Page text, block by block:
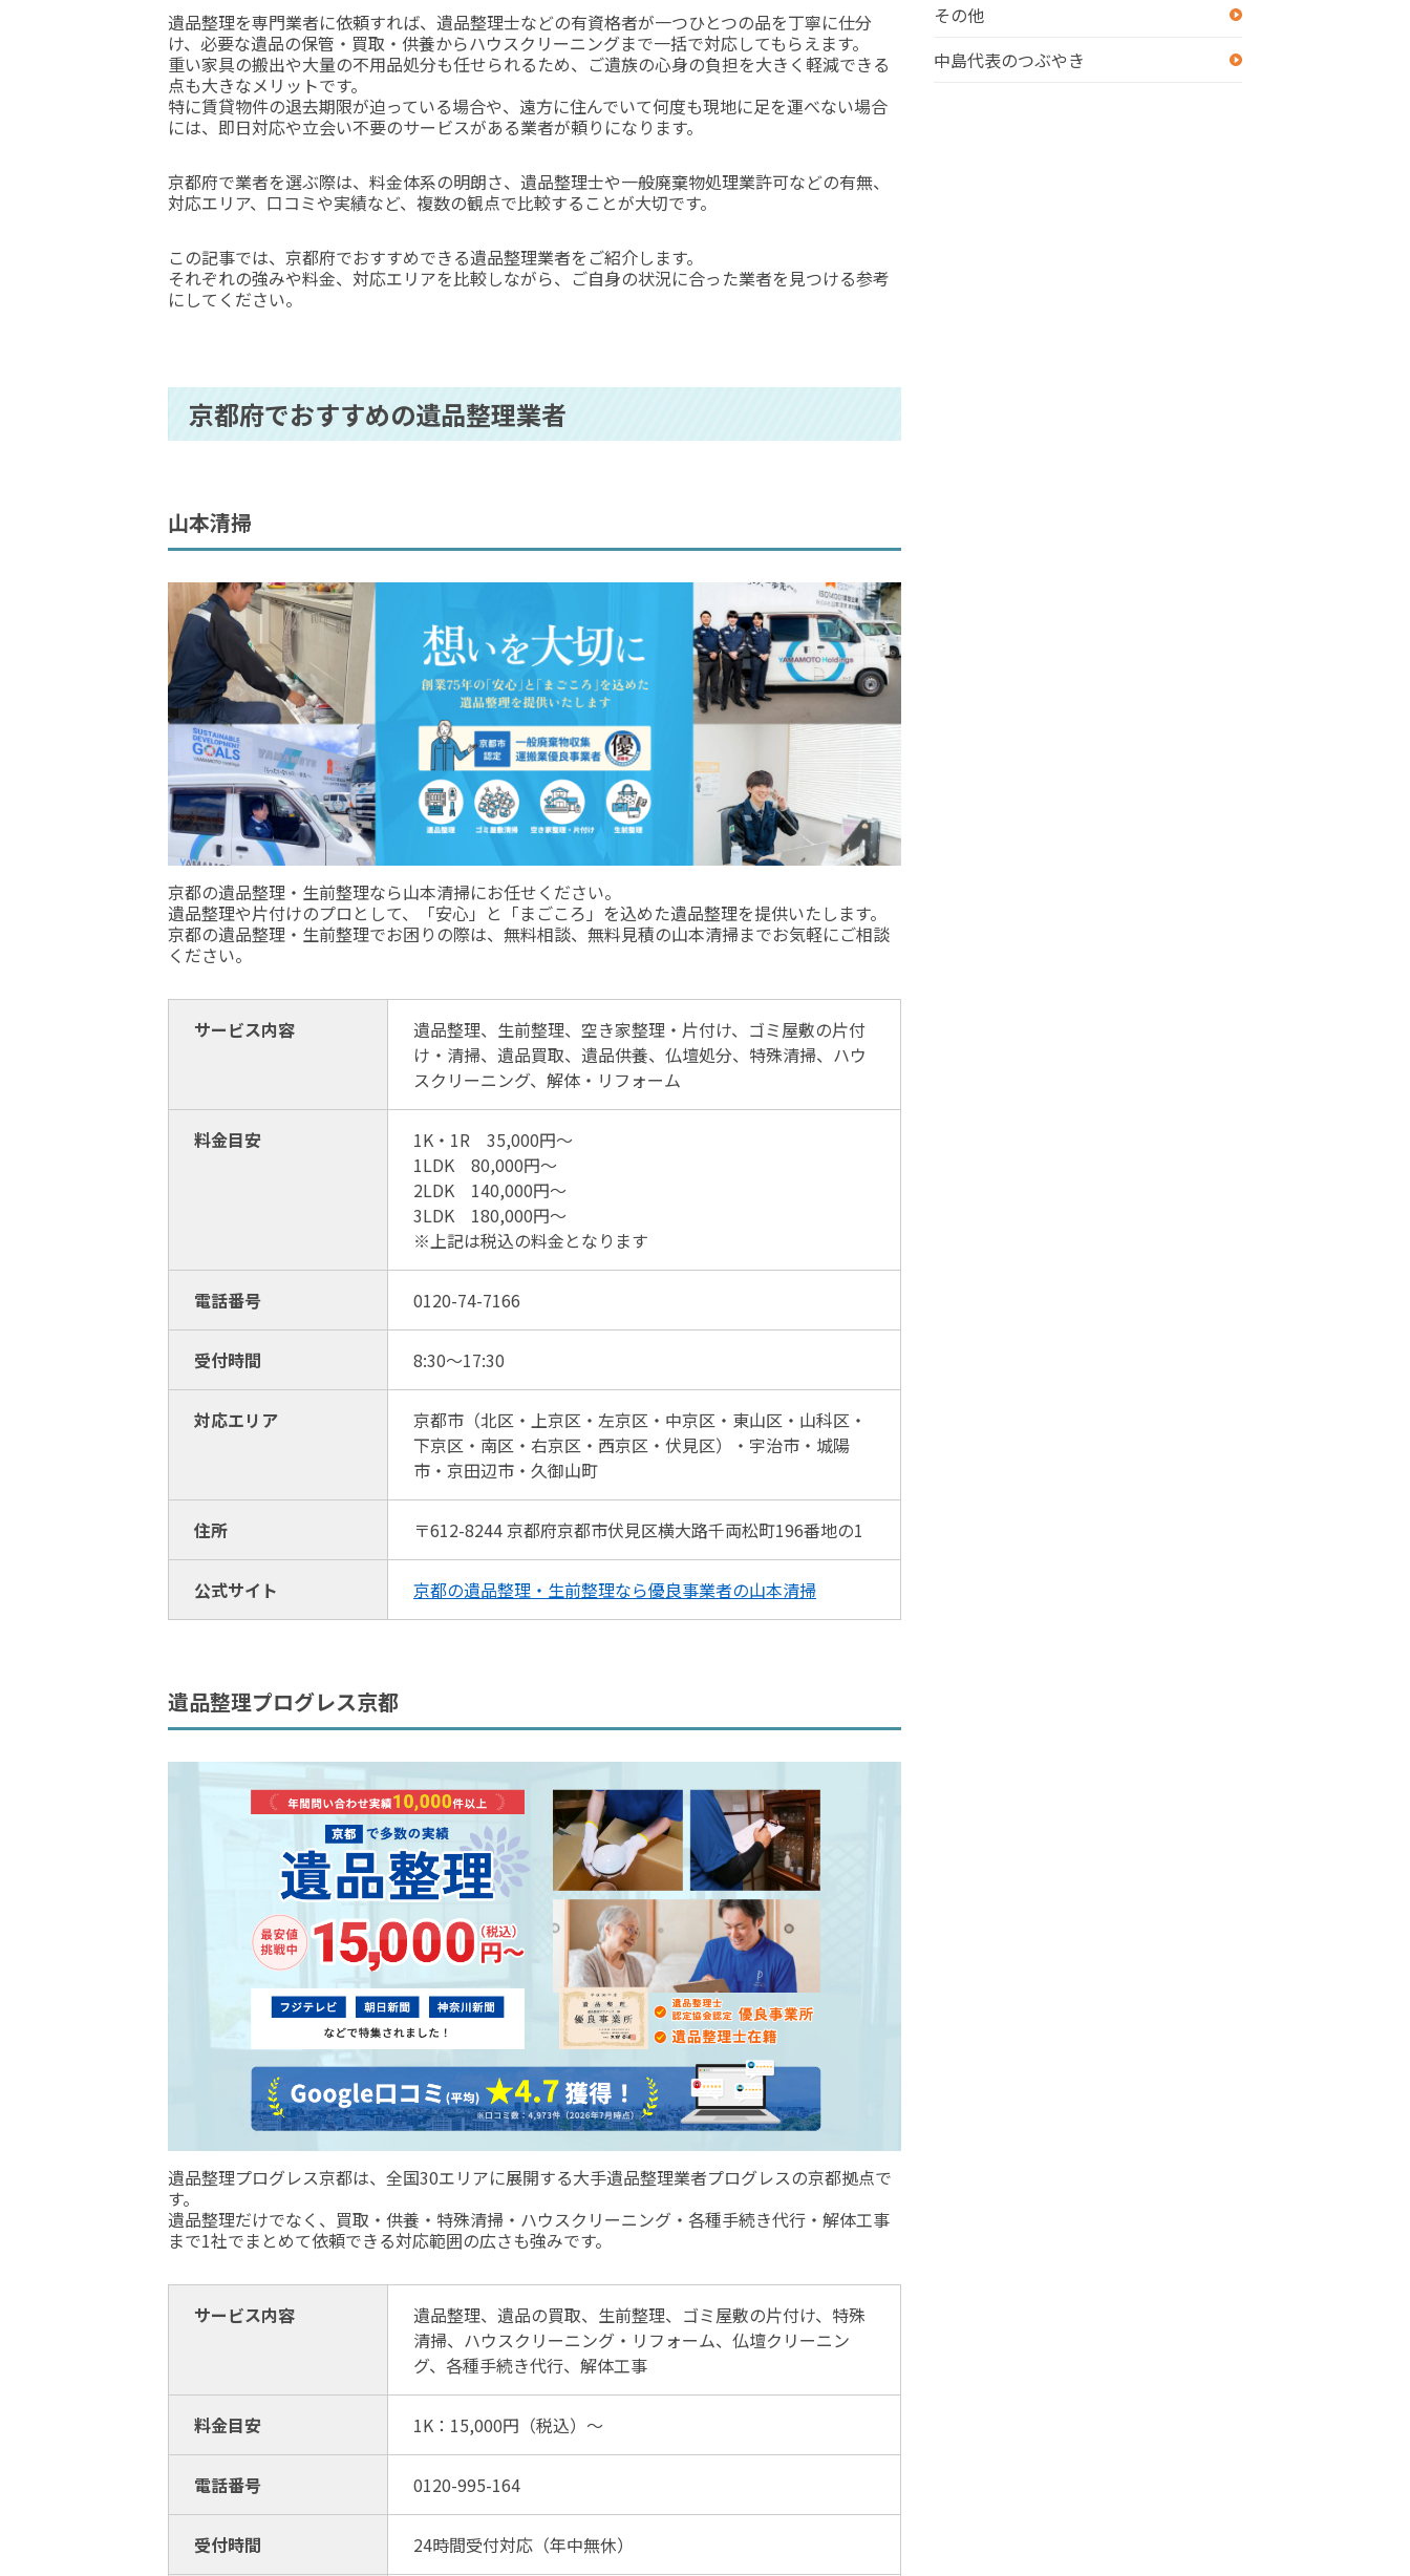
遺品整理を専門業者に依頼すれば、遺品整理士などの有資格者が一つひとつの品を丁寧に仕分
け、必要な遺品の保管・買取・供養からハウスクリーニングまで一括で対応してもらえます。
重い家具の搬出や大量の不用品処分も任せられるため、ご遺族の心身の負担を大きく軽減できる
点も大きなメリットです。
特に賃貸物件の退去期限が迫っている場合や、遠方に住んでいて何度も現地に足を運べない場合
には、即日対応や立会い不要のサービスがある業者が頼りになります。
京都府で業者を選ぶ際は、料金体系の明朗さ、遺品整理士や一般廃棄物処理業許可などの有無、
対応エリア、口コミや実績など、複数の観点で比較することが大切です。
この記事では、京都府でおすすめできる遺品整理業者をご紹介します。
それぞれの強みや料金、対応エリアを比較しながら、ご自身の状況に合った業者を見つける参考
にしてください。
京都府でおすすめの遺品整理業者
山本清掃
京都の遺品整理・生前整理なら山本清掃にお任せください。
遺品整理や片付けのプロとして、「安心」と「まごころ」を込めた遺品整理を提供いたします。
京都の遺品整理・生前整理でお困りの際は、無料相談、無料見積の山本清掃までお気軽にご相談
ください。
サービス内容
遺品整理、生前整理、空き家整理・片付け、ゴミ屋敷の片付
け・清掃、遺品買取、遺品供養、仏壇処分、特殊清掃、ハウ
スクリーニング、解体・リフォーム
料金目安
1K・1R 35,000円〜
1LDK 80,000円〜
2LDK 140,000円〜
3LDK 180,000円〜
※上記は税込の料金となります
電話番号 0120-74-7166
受付時間 8:30〜17:30
対応エリア
京都市（北区・上京区・左京区・中京区・東山区・山科区・
下京区・南区・右京区・西京区・伏見区）・宇治市・城陽
市・京田辺市・久御山町
住所 〒612-8244 京都府京都市伏見区横大路千両松町196番地の1
公式サイト 京都の遺品整理・生前整理なら優良事業者の山本清掃
遺品整理プログレス京都
遺品整理プログレス京都は、全国30エリアに展開する大手遺品整理業者プログレスの京都拠点で
す。
遺品整理だけでなく、買取・供養・特殊清掃・ハウスクリーニング・各種手続き代行・解体工事
まで1社でまとめて依頼できる対応範囲の広さも強みです。
サービス内容
遺品整理、遺品の買取、生前整理、ゴミ屋敷の片付け、特殊
清掃、ハウスクリーニング・リフォーム、仏壇クリーニン
グ、各種手続き代行、解体工事
料金目安 1K：15,000円（税込）〜
電話番号 0120-995-164
受付時間 24時間受付対応（年中無休）
その他
中島代表のつぶやき